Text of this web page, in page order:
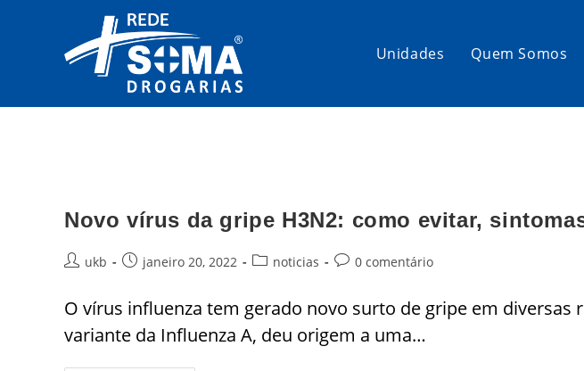
Unidades Quem Somos
Novo vírus da gripe H3N2: como evitar,
ukb janeiro 20, 2022 noticias 0 comentário
O vírus influenza tem gerado novo surto de gripe em diversas
variante da Influenza A, deu origem a uma…